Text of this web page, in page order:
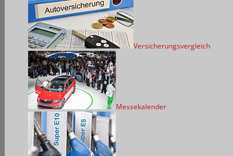
Versicherungsvergleich
Messekalender